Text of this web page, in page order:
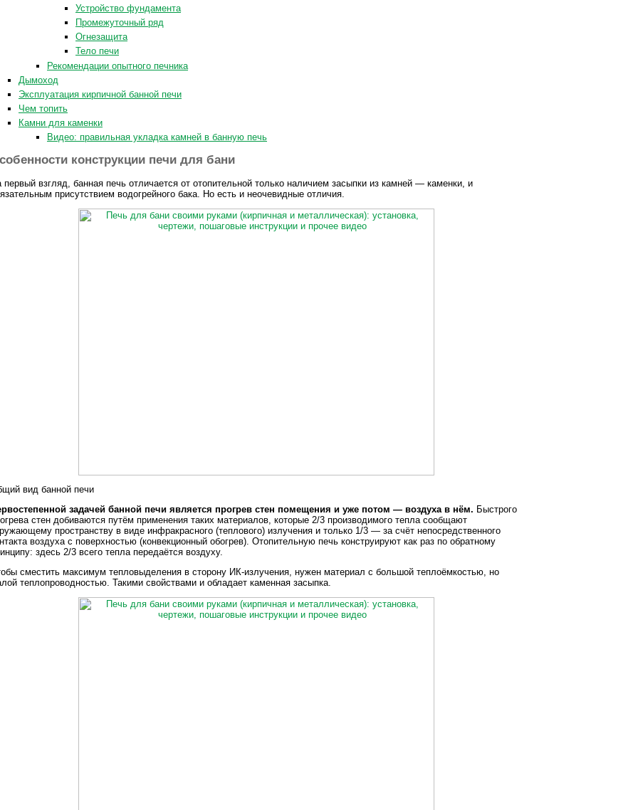
Устройство фундамента
Промежуточный ряд
Огнезащита
Тело печи
Рекомендации опытного печника
Дымоход
Эксплуатация кирпичной банной печи
Чем топить
Камни для каменки
Видео: правильная укладка камней в банную печь
конструкции печи для бани
первый взгляд, банная печь отличается от отопительной только наличием засыпки из камней — каменки, и
присутствием водогрейного бака. Но есть и неочевидные отличия.
вид банной печи
задачей банной печи является прогрев стен помещения и уже потом — воздуха в нём. Быстрого
стен добиваются путём применения таких материалов, которые 2/3 производимого тепла сообщают
пространству в виде инфракрасного (теплового) излучения и только 1/3 — за счёт непосредственного
воздуха с поверхностью (конвекционный обогрев). Отопительную печь конструируют как раз по обратному
здесь 2/3 всего тепла передаётся воздуху.
сместить максимум тепловыделения в сторону ИК-излучения, нужен материал с большой теплоёмкостью, но
теплопроводностью. Такими свойствами и обладает каменная засыпка.